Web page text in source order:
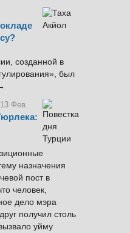
созданной в
был
| 13 Фев.
назначения
пост в
человек,
дело мэра
получил столь
уйму